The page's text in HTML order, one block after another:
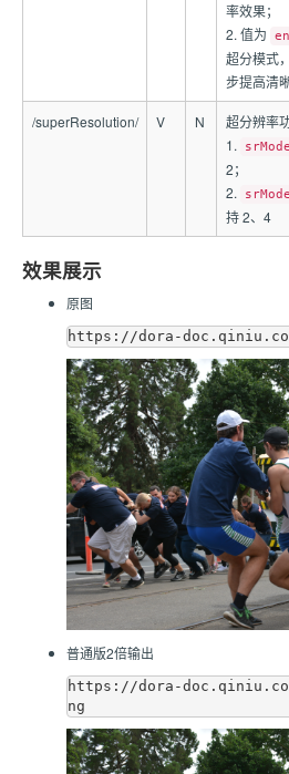
率效果；
2. 值为
超分模式
步提高清
/superResolution/ V N
超分辨率
1.
2；
2.
持 2、4
效果展示
原图
普通版2倍输出
https://dora-